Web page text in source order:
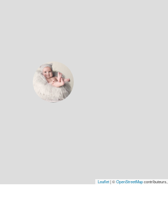
Leaflet|©OpenStreetMap